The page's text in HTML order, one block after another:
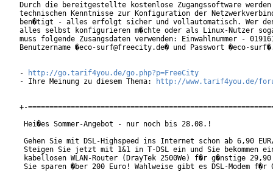
Durch die bereitgestellte kostenlose Zugangssoftware
technischen Kenntnisse zur Konfiguration der
ben�tigt - alles erfolgt sicher und vollautomatisch. Wer
alles selbst konfigurieren m�chte oder als Linux-Nutzer
muss folgende Zusangsdaten verwenden: Einwahlnummer -
Benutzername �eco-surf@freecity.de� und Passwort �eco-
-
http://go.tarif4you.de/go.php?p=FreeCity
- Ihre Meinung zu diesem Thema:
http://www.tarif4you.de/
+-
Hei�es Sommer-Angebot - nur noch bis 28.08.!
Gehen Sie mit DSL-Highspeed ins Internet schon ab 6,90
Steigen Sie jetzt mit 1&1 in T-DSL ein und Sie bekommen
kabellosen WLAN-Router (DrayTek 2500We) f�r g�nstige 29,90
Sie sparen �ber 200 Euro! Wahlweise gibt es DSL-Modem f�r